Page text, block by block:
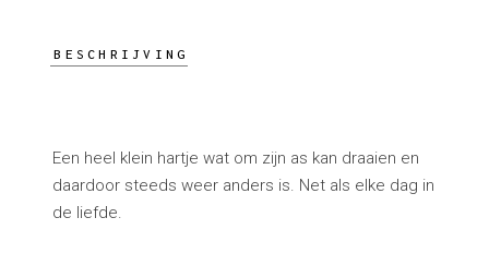
BESCHRIJVING
Een heel klein hartje wat om zijn as kan draaien en
daardoor steeds weer anders is. Net als elke dag in
de liefde.